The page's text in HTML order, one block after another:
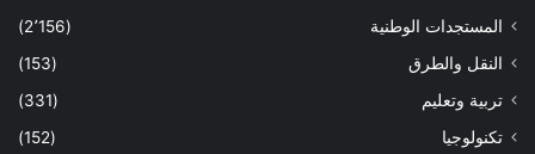
المستجدات الوطنية
(2٬156)
النقل والطرق
(153)
تربية وتعليم
(331)
تكنولوجيا
(152)